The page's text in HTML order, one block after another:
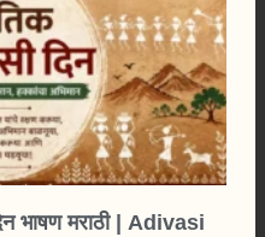
भाषण मराठी | Adivasi